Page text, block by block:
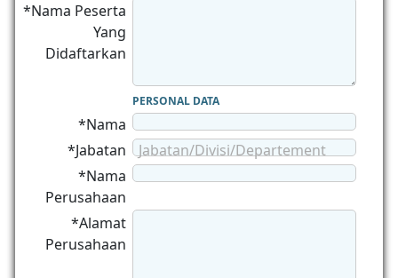
*Nama Peserta
Yang
Didaftarkan
PERSONAL DATA
*Nama
*Jabatan
Jabatan/Divisi/Departement
*Nama
Perusahaan
*Alamat
Perusahaan